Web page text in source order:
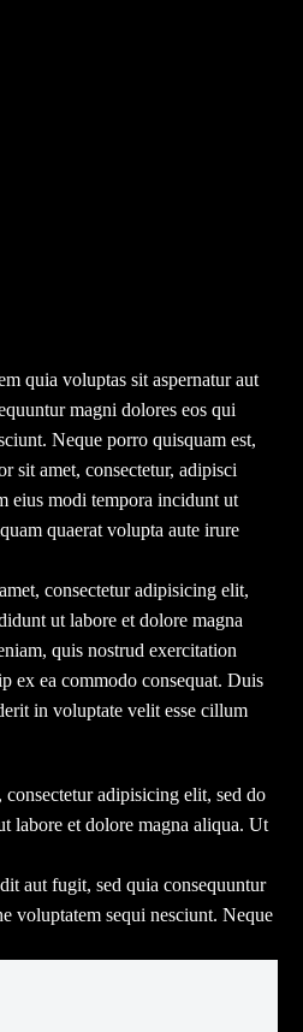
quia voluptas sit aspernatur aut
magni dolores eos qui
Neque porro quisquam est,
sit amet, consectetur, adipisci
eius modi tempora incidunt ut
quaerat volupta aute irure
consectetur adipisicing elit,
ut labore et dolore magna
quis nostrud exercitation
ex ea commodo consequat. Duis
in voluptate velit esse cillum
adipisicing elit, sed do
labore et dolore magna aliqua. Ut
aut fugit, sed quia consequuntur
voluptatem sequi nesciunt. Neque